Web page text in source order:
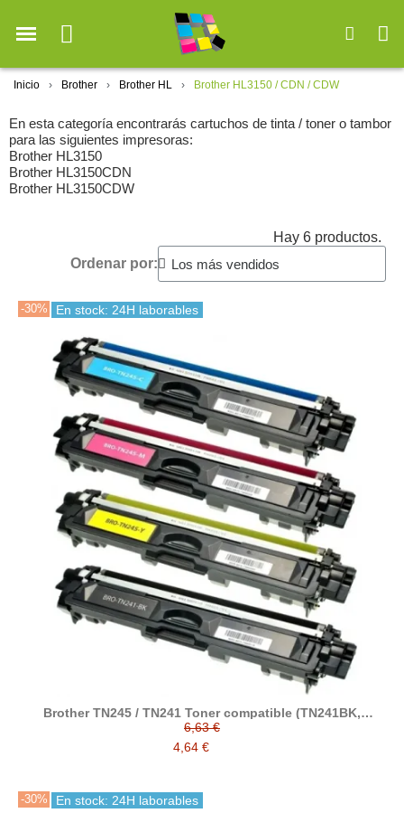
Inicio Brother Brother HL Brother HL3150 / CDN / CDW
En esta categoría encontrarás cartuchos de tinta / toner o tambor
para las siguientes impresoras:
Brother HL3150
Brother HL3150CDN
Brother HL3150CDW
Hay 6 productos.
Ordenar por:
-30% En stock: 24H laborables
Brother TN245 / TN241 Toner compatible (TN241BK,
TN245C, TN245M, TN245Y)
6,63 €
4,64 €
-30% En stock: 24H laborables